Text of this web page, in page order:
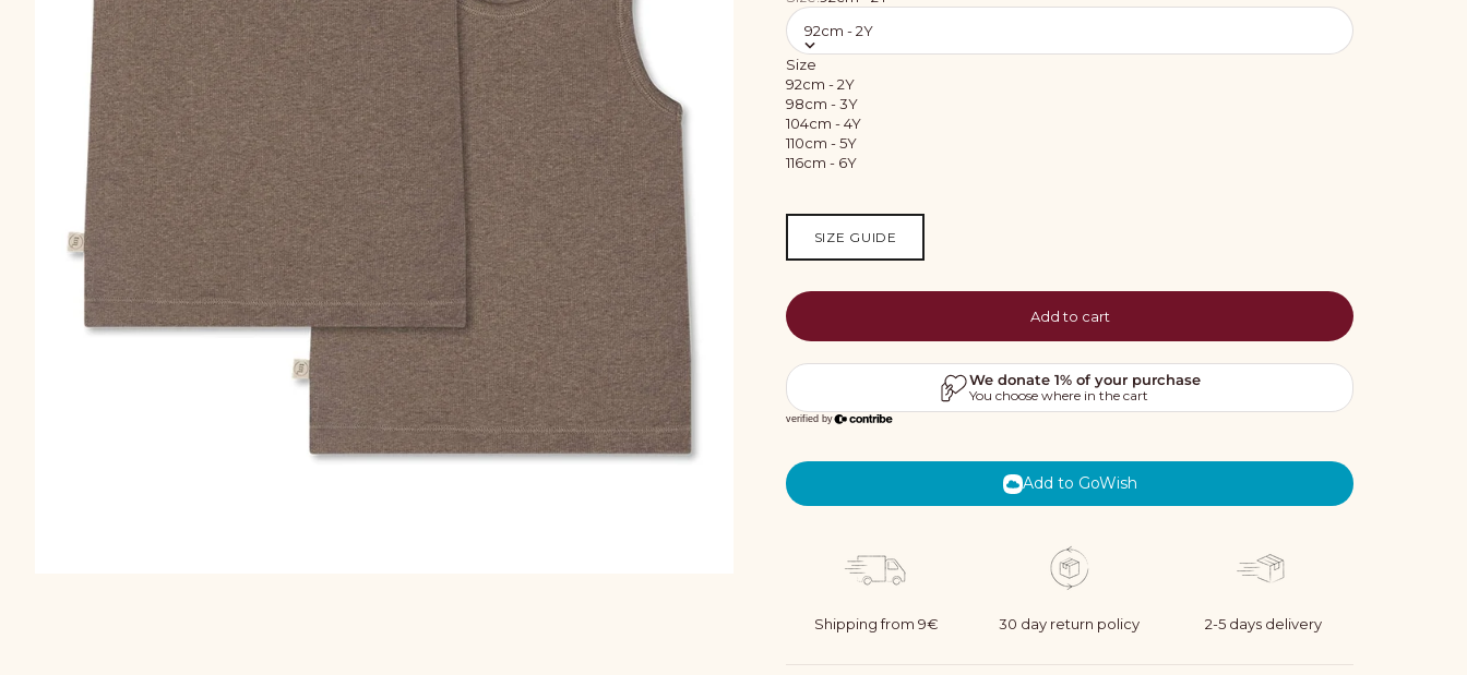
92cm - 2Y
Size
92cm - 2Y
98cm - 3Y
104cm - 4Y
110cm - 5Y
116cm - 6Y
SIZE GUIDE
Add to cart
Add to GoWish
Shipping from 9€ 30 day return policy 2-5 days delivery